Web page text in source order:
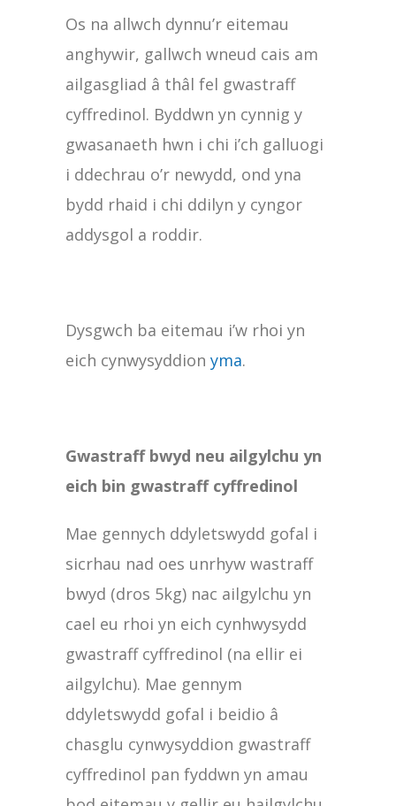
Os na allwch dynnu’r eitemau
anghywir, gallwch wneud cais am
ailgasgliad â thâl fel gwastraff
cyffredinol. Byddwn yn cynnig y
gwasanaeth hwn i chi i’ch galluogi
i ddechrau o’r newydd, ond yna
bydd rhaid i chi ddilyn y cyngor
addysgol a roddir.
Dysgwch ba eitemau i’w rhoi yn
eich cynwysyddion yma.
Gwastraff bwyd neu ailgylchu yn
eich bin gwastraff cyffredinol
Mae gennych ddyletswydd gofal i
sicrhau nad oes unrhyw wastraff
bwyd (dros 5kg) nac ailgylchu yn
cael eu rhoi yn eich cynhwysydd
gwastraff cyffredinol (na ellir ei
ailgylchu). Mae gennym
ddyletswydd gofal i beidio â
chasglu cynwysyddion gwastraff
cyffredinol pan fyddwn yn amau